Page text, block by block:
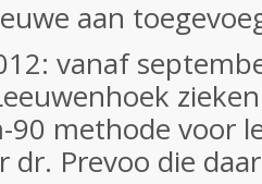
aan
vanaf
methode voor
dr. Prevoo die